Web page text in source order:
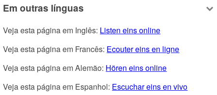
Em outras línguas
Veja esta página em Inglês: Listen eins online
Veja esta página em Francês: Ecouter eins en ligne
Veja esta página em Alemão: Hören eins online
Veja esta página em Espanhol: Escuchar eins en vivo